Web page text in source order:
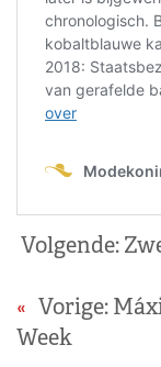
Volgende:
« Vorige:
Week